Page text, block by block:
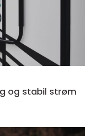
og stabil strøm